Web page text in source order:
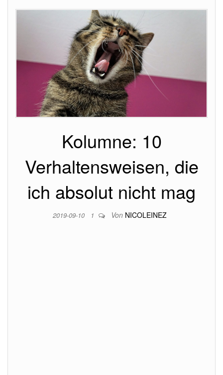
Kolumne: 10
Verhaltensweisen, die
ich absolut nicht mag
2019-09-10 1 Von NICOLEINEZ